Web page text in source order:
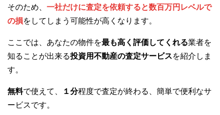
そのため、 一社だけに査定を依頼すると数百万円レベルで
の損をしてしまう可能性が高くなります。
ここでは、あなたの物件を最も高く評価してくれる業者を
知ることが出来る投資用不動産の査定サービスを紹介しま
す。
無料で使えて、 １分程度で査定が終わる、簡単で便利なサ
ービスです。